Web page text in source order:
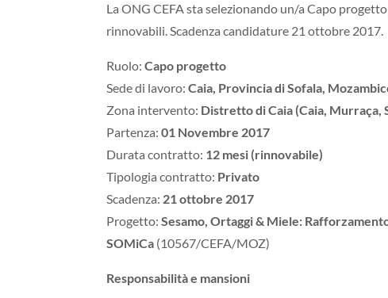
La ONG CEFA sta selezionando un/a Capo
rinnovabili. Scadenza candidature 21 ottobre 2017.
Ruolo: Capo progetto
Sede di lavoro: Caia, Provincia di Sofala,
Zona intervento: Distretto di Caia (Caia, Murraça,
Partenza: 01 Novembre 2017
Durata contratto: 12 mesi (rinnovabile)
Tipologia contratto: Privato
Scadenza: 21 ottobre 2017
Progetto:Sesamo, Ortaggi & Miele:
SOMiCa (10567/CEFA/MOZ)
Responsabilità e mansioni